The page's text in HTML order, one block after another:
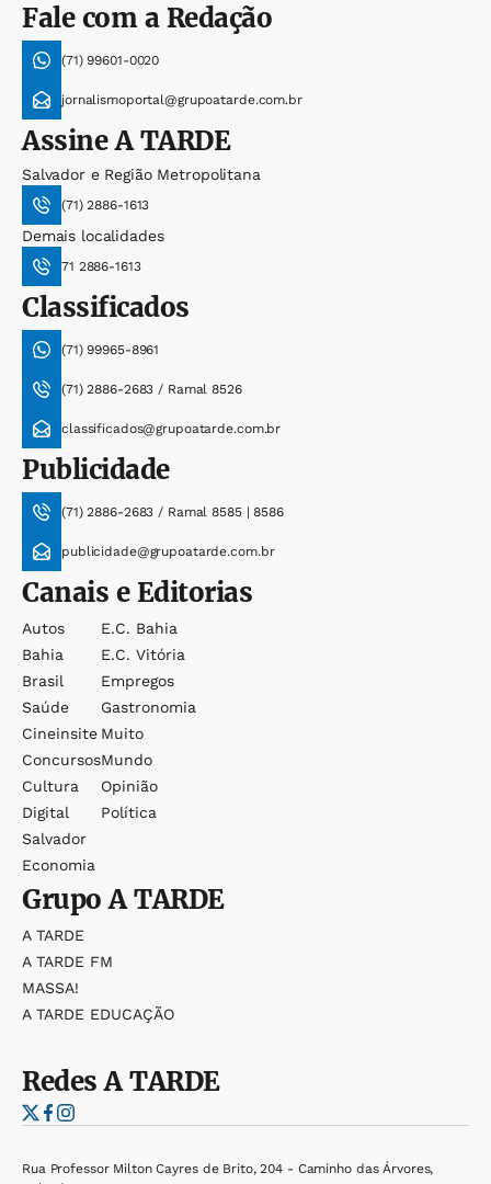
Fale com a Redação
(71) 99601-0020
jornalismoportal@grupoatarde.com.br
AssineA TARDE
Salvador e Região Metropolitana
(71) 2886-1613
Demais localidades
71 2886-1613
Classificados
(71) 99965-8961
(71) 2886-2683 / Ramal 8526
classificados@grupoatarde.com.br
Publicidade
(71) 2886-2683 / Ramal 8585 | 8586
publicidade@grupoatarde.com.br
Canais e Editorias
Autos
Bahia
Brasil
Saúde
Cineinsite
Concursos
Cultura
Digital
Salvador
Economia
E.c. Bahia
E.c. Vitória
Empregos
Gastronomia
Muito
Mundo
Opinião
Política
GrupoA TARDE
A TARDE
A TARDE FM
MASSA!
A TARDE EDUCAÇÃO
RedesA TARDE
Rua Professor Milton Cayres de Brito, 204 - Caminho das Árvores,